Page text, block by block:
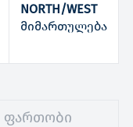
NORTH/WEST
მიმართულება
ფართობი